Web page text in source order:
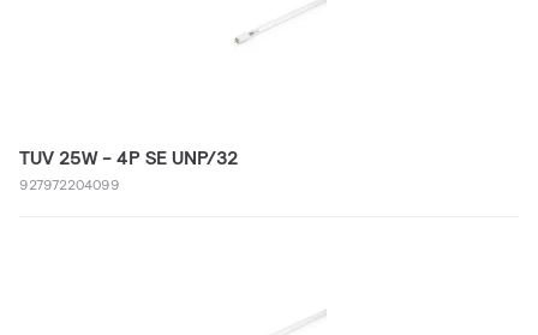
TUV 25W - 4P SE UNP/32
927972204099